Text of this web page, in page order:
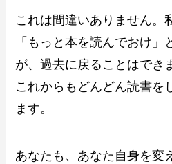
これは間違いありません。
「もっと本を読んでおけ
が、過去に戻ることはでき
これからもどんどん読書を
ます。
あなたも、あなた自身を変